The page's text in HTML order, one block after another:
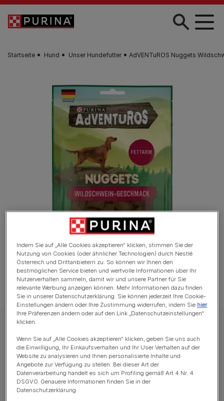
Skip to main content
Startseite Hund Unser Hundefutter AdVENTuROS Nuggets
Adventuros Leckerlis und Snacks für Hunde
AdVENTuROS Nuggets Wildschwein
Verfügbare Größen: 90g 300g
Mit wildem Wildschweingeschmack.
Indem Sie auf „Alle Cookies akzeptieren“ klicken, stimmen Sie der
Nutzung von Cookies (oder ähnlicher Technologien) durch Nestlé
Österreich und Drittanbietern zu. So können wir Ihnen den
bestmöglichen Service bieten und wertvolle Informationen über Ihr
Nutzerverhalten sammeln, damit wir und unsere Partner für Sie
relevante Werbung anzeigen können. Mehr Informationen dazu finden
Sie in unserer Datenschutzerklärung. Sie können jederzeit Ihre Cookie-
Einstellungen ändern oder Ihre Zustimmung widerrufen, indem Sie hier
Ihre Präferenzen ändern oder auf den Link „Datenschutzeinstellungen“
klicken.
Wenn Sie auf „Alle Cookies akzeptieren“ klicken, geben Sie uns auch
die Einwilligung, Ihr Einkaufsverhalten und Ihr User Verhalten auf der
Website zu analysieren und Ihnen personalisierte Inhalte und
Angebote zur Verfügung zu stellen. Bei dieser Art der
Datenverarbeitung handelt es sich um Profiling gemäß Art 4 Nr. 4
DSGVO. Genauere Informationen finden Sie in der
Datenschutzerklärung.